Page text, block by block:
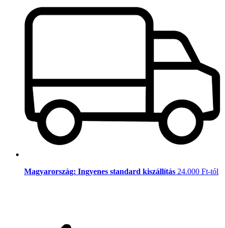
Magyarország: Ingyenes standard kiszállítás 24.000 Ft-tól